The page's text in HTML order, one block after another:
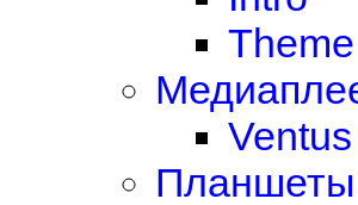
Theme
Ventus
Планшеты